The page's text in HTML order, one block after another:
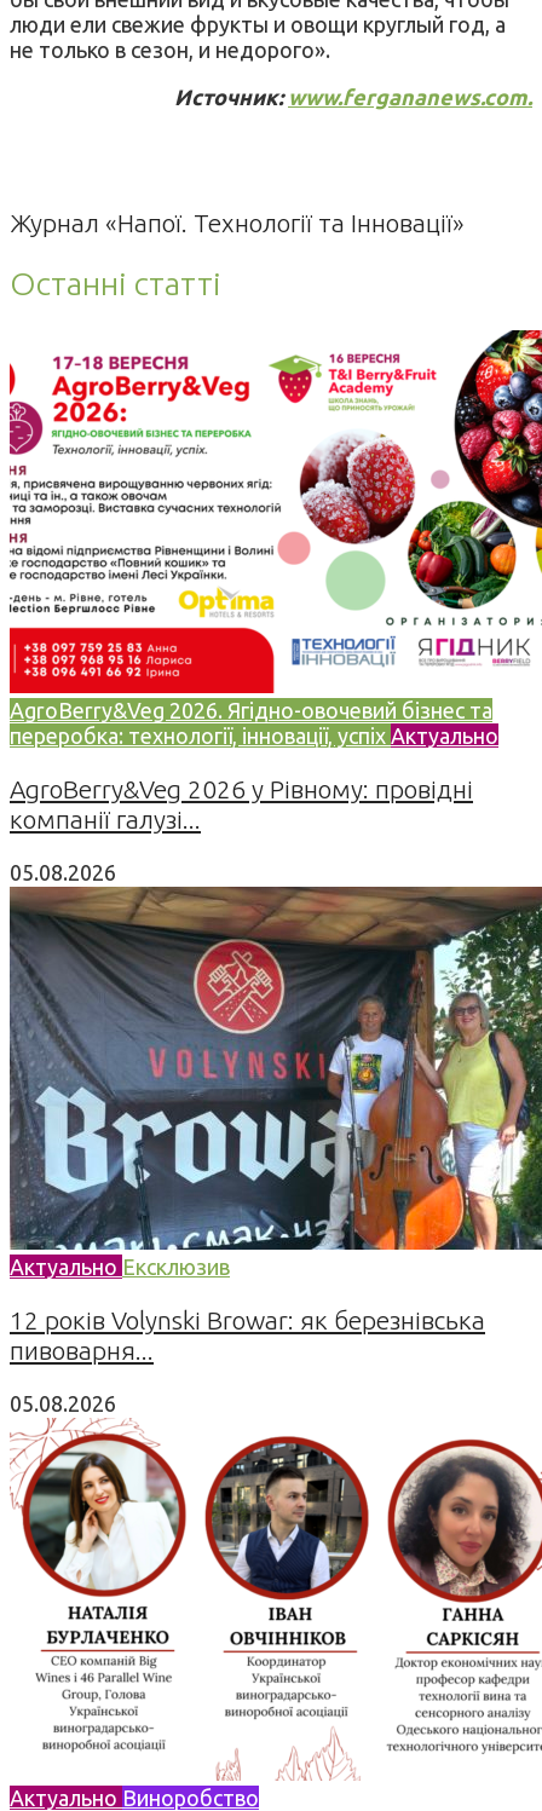
люди ели свежие фрукты и овощи круглый год, а
не только в сезон, и недорого».
Источник: www.fergananews.com.
Журнал «Напої. Технології та Інновації»
Останні статті
AgroBerry&Veg 2026. Ягідно-овочевий бізнес та
переробка: технології, інновації, успіх Актуально
AgroBerry&Veg 2026 у Рівному: провідні
компанії галузі...
05.08.2026
Актуально Ексклюзив
12 років Volynski Browar: як березнівська
пивоварня...
05.08.2026
Актуально Виноробство